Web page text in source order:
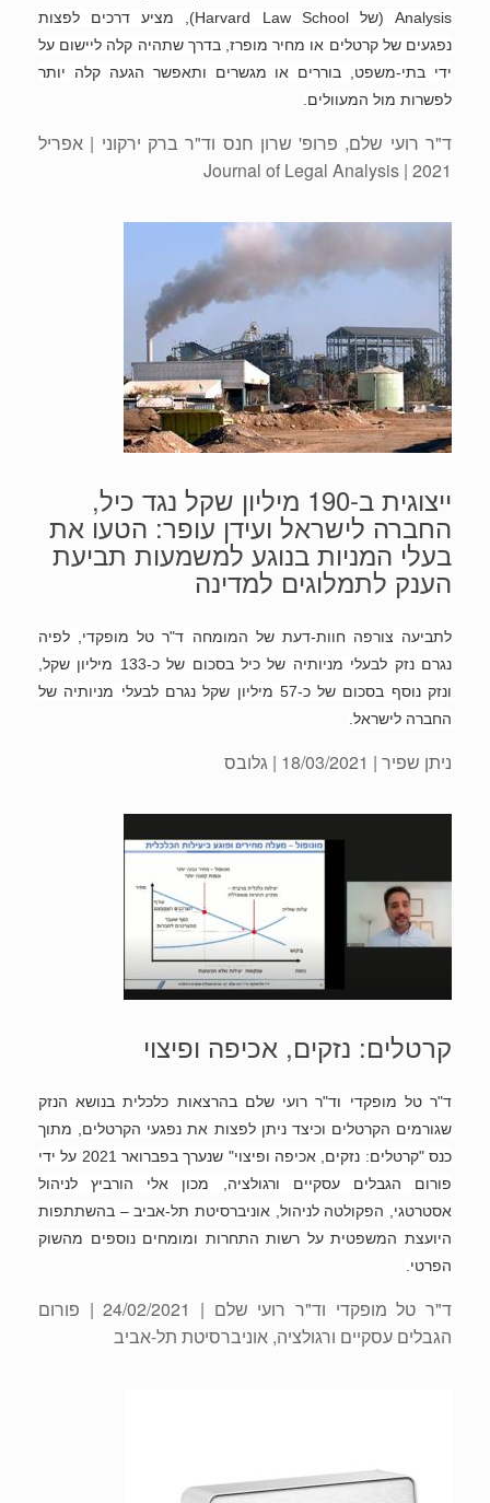
Analysis (של Harvard Law School), מציע דרכים לפצות
נפגעים של קרטלים או מחיר מופרז, בדרך שתהיה קלה ליישום על
ידי בתי-משפט, בוררים או מגשרים ותאפשר הגעה קלה יותר
לפשרות מול המעוולים.
ד"ר רועי שלם, פרופ' שרון חנס וד"ר ברק ירקוני | אפריל
2021 | Journal of Legal Analysis
ייצוגית ב-190 מיליון שקל נגד כיל,
החברה לישראל ועידן עופר: הטעו את
בעלי המניות בנוגע למשמעות תביעת
הענק לתמלוגים למדינה
לתביעה צורפה חוות-דעת של המומחה ד"ר טל מופקדי, לפיה
נגרם נזק לבעלי מניותיה של כיל בסכום של כ-133 מיליון שקל,
ונזק נוסף בסכום של כ-57 מיליון שקל נגרם לבעלי מניותיה של
החברה לישראל.
ניתן שפיר | 18/03/2021 | גלובס
קרטלים: נזקים, אכיפה ופיצוי
ד"ר טל מופקדי וד"ר רועי שלם בהרצאות כלכלית בנושא הנזק
שגורמים הקרטלים וכיצד ניתן לפצות את נפגעי הקרטלים, מתוך
כנס "קרטלים: נזקים, אכיפה ופיצוי" שנערך בפברואר 2021 על ידי
פורום הגבלים עסקיים ורגולציה, מכון אלי הורביץ לניהול
אסטרטגי, הפקולטה לניהול, אוניברסיטת תל-אביב – בהשתתפות
היועצת המשפטית על רשות התחרות ומומחים נוספים מהשוק
הפרטי.
ד"ר טל מופקדי וד"ר רועי שלם
| 24/02/2021 | פורום
הגבלים עסקיים ורגולציה, אוניברסיטת תל-אביב